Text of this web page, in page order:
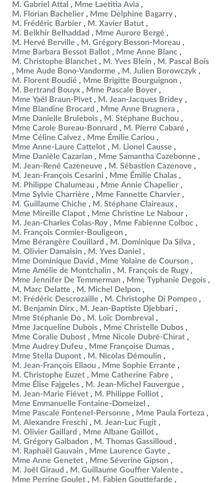
M. Gabriel Attal
Mme Laetitia Avia
M. Florian Bachelier
Mme Delphine Bagarry
M. Frédéric Barbier
M. Xavier Batut
M. Belkhir Belhaddad
Mme Aurore Bergé
M. Hervé Berville
M. Grégory Besson-Moreau
Mme Barbara Bessot Ballot
Mme Anne Blanc
M. Christophe Blanchet
M. Yves Blein
M. Pascal Bois
Mme Aude Bono-Vandorme
M. Julien Borowczyk
M. Florent Boudié
Mme Brigitte Bourguignon
M. Bertrand Bouyx
Mme Pascale Boyer
Mme Yaël Braun-Pivet
M. Jean-Jacques Bridey
Mme Blandine Brocard
Mme Anne Brugnera
Mme Danielle Brulebois
M. Stéphane Buchou
Mme Carole Bureau-Bonnard
M. Pierre Cabaré
Mme Céline Calvez
Mme Émilie Cariou
Mme Anne-Laure Cattelot
M. Lionel Causse
Mme Danièle Cazarian
Mme Samantha Cazebonne
M. Jean-René Cazeneuve
M. Sébastien Cazenove
M. Jean-François Cesarini
Mme Émilie Chalas
M. Philippe Chalumeau
Mme Annie Chapelier
Mme Sylvie Charrière
Mme Fannette Charvier
M. Guillaume Chiche
M. Stéphane Claireaux
Mme Mireille Clapot
Mme Christine Le Nabour
M. Jean-Charles Colas-Roy
Mme Fabienne Colboc
M. François Cormier-Bouligeon
Mme Bérangère Couillard
M. Dominique Da Silva
M. Olivier Damaisin
M. Yves Daniel
Mme Dominique David
Mme Yolaine de Courson
Mme Amélie de Montchalin
M. François de Rugy
Mme Jennifer De Temmerman
Mme Typhanie Degois
M. Marc Delatte
M. Michel Delpon
M. Frédéric Descrozaille
M. Christophe Di Pompeo
M. Benjamin Dirx
M. Jean-Baptiste Djebbari
Mme Stéphanie Do
M. Loïc Dombreval
Mme Jacqueline Dubois
Mme Christelle Dubos
Mme Coralie Dubost
Mme Nicole Dubré-Chirat
Mme Audrey Dufeu
Mme Françoise Dumas
Mme Stella Dupont
M. Nicolas Démoulin
M. Jean-François Eliaou
Mme Sophie Errante
M. Christophe Euzet
Mme Catherine Fabre
Mme Élise Fajgeles
M. Jean-Michel Fauvergue
M. Jean-Marie Fiévet
M. Philippe Folliot
Mme Emmanuelle Fontaine-Domeizel
Mme Pascale Fontenel-Personne
Mme Paula Forteza
M. Alexandre Freschi
M. Jean-Luc Fugit
M. Olivier Gaillard
Mme Albane Gaillot
M. Grégory Galbadon
M. Thomas Gassilloud
M. Raphaël Gauvain
Mme Laurence Gayte
Mme Anne Genetet
Mme Séverine Gipson
M. Joël Giraud
M. Guillaume Gouffier Valente
Mme Perrine Goulet
M. Fabien Gouttefarde